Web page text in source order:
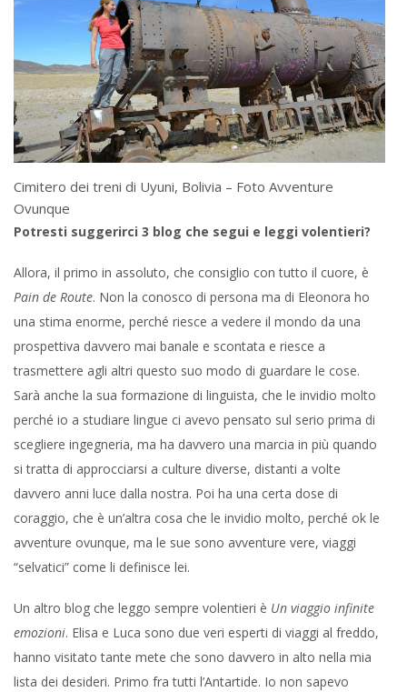
Cimitero dei treni di Uyuni, Bolivia – Foto Avventure
Ovunque
Potresti suggerirci 3 blog che segui e leggi volentieri?
Allora, il primo in assoluto, che consiglio con tutto il cuore, è
Pain de Route. Non la conosco di persona ma di Eleonora ho
una stima enorme, perché riesce a vedere il mondo da una
prospettiva davvero mai banale e scontata e riesce a
trasmettere agli altri questo suo modo di guardare le cose.
Sarà anche la sua formazione di linguista, che le invidio molto
perché io a studiare lingue ci avevo pensato sul serio prima di
scegliere ingegneria, ma ha davvero una marcia in più quando
si tratta di approcciarsi a culture diverse, distanti a volte
davvero anni luce dalla nostra. Poi ha una certa dose di
coraggio, che è un’altra cosa che le invidio molto, perché ok le
avventure ovunque, ma le sue sono avventure vere, viaggi
“selvatici” come li definisce lei.
Un altro blog che leggo sempre volentieri è Un viaggio infinite
emozioni. Elisa e Luca sono due veri esperti di viaggi al freddo,
hanno visitato tante mete che sono davvero in alto nella mia
lista dei desideri. Primo fra tutti l’Antartide. Io non sapevo